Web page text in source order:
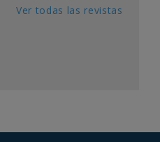
Ver todas las revistas